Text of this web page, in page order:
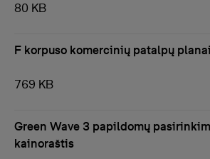
80 KB
F korpuso komercinių patalpų planai
769 KB
Green Wave 3 papildomų
kainoraštis